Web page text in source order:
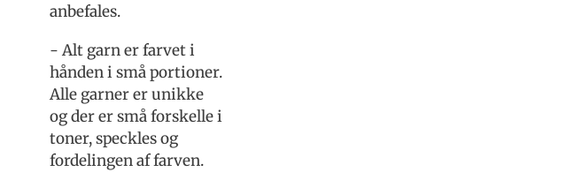
anbefales.
- Alt garn er farvet i
hånden i små portioner.
Alle garner er unikke
og der er små forskelle i
toner, speckles og
fordelingen af farven.